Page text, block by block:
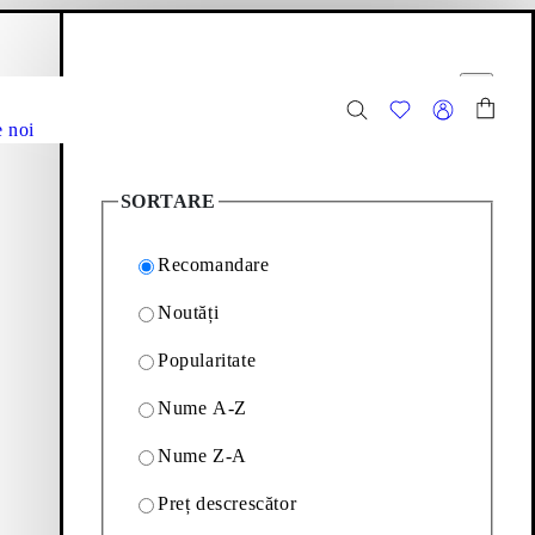
noi
mai jos piese
Cizme
SORTARE
Recomandare
Noutăți
Popularitate
Nume A-Z
Nume Z-A
Preț descrescător
435 Articole